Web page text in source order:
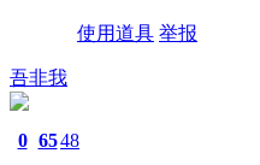
使用道具 举报
吾非我
0 6548